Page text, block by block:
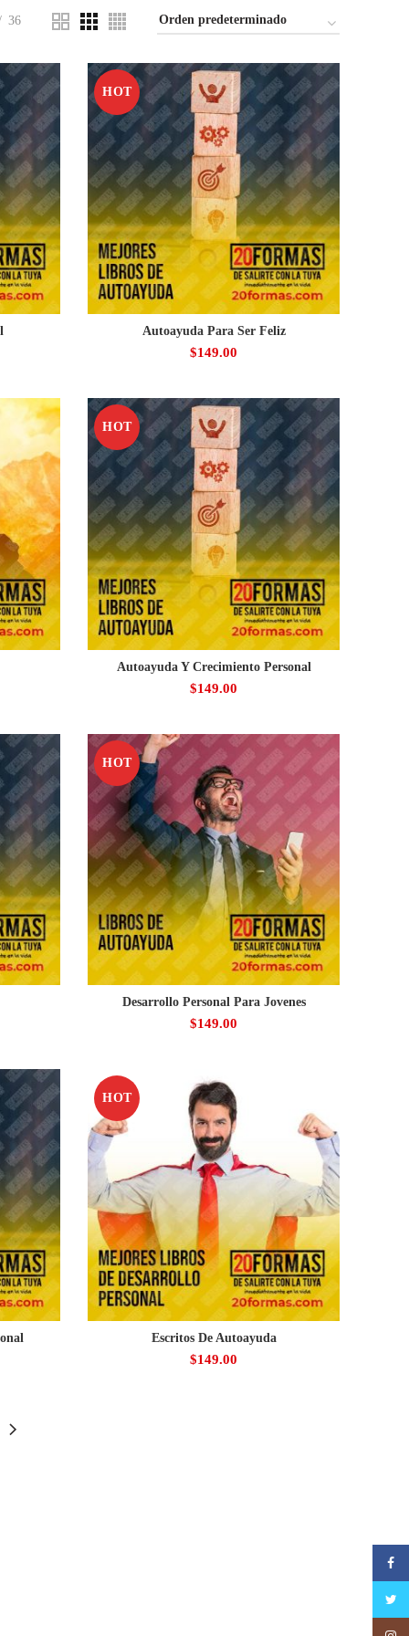
36
HOT
Autoayuda Para Ser Feliz
$149.00
HOT
Autoayuda Y Crecimiento Personal
$149.00
HOT
Desarrollo Personal Para Jovenes
$149.00
HOT
Escritos De Autoayuda
$149.00